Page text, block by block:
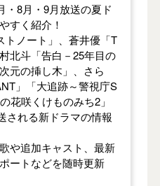
・8月・9月放送の夏ド
すく紹介！
トノート」、蒼井優「T
北斗「告白－25年目の
元の挿し木」、さら
」「大追跡～警視庁S
花咲くけものみち2」
される新ドラマの情報
や追加キャスト、最新
ートなどを随時更新